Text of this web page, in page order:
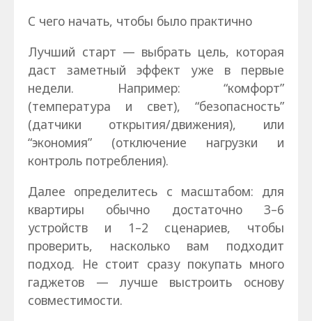
С чего начать, чтобы было практично
Лучший старт — выбрать цель, которая
даст заметный эффект уже в первые
недели. Например: “комфорт”
(температура и свет), “безопасность”
(датчики открытия/движения), или
“экономия” (отключение нагрузки и
контроль потребления).
Далее определитесь с масштабом: для
квартиры обычно достаточно 3–6
устройств и 1–2 сценариев, чтобы
проверить, насколько вам подходит
подход. Не стоит сразу покупать много
гаджетов — лучше выстроить основу
совместимости.